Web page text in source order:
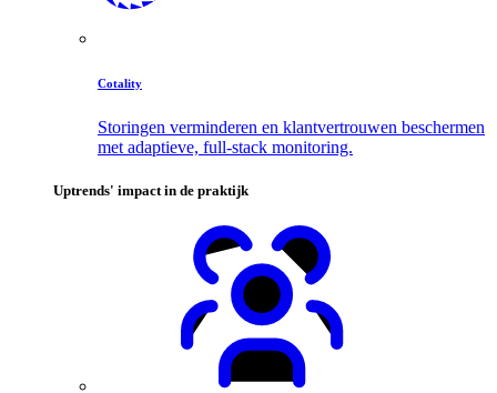
Cotality
Storingen verminderen en klantvertrouwen beschermen
met adaptieve, full-stack monitoring.
Uptrends' impact in de praktijk